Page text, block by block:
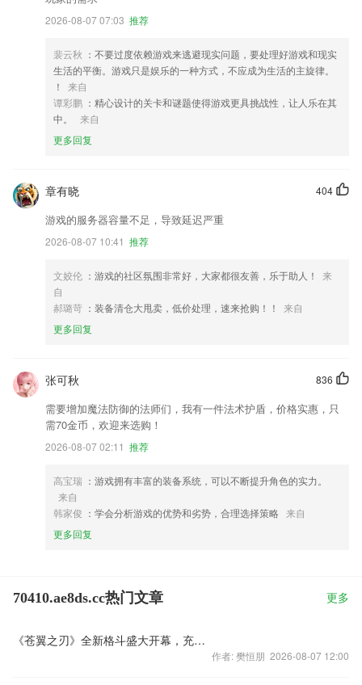
2026-08-07 07:03 推荐
裴云秋 ：不要过度依赖游戏来逃避现实问题，要处理好游戏和现实
生活的平衡。游戏只是娱乐的一种方式，不应成为生活的主旋律。
！
来自
谭彩鹏 ：精心设计的关卡和谜题使得游戏更具挑战性，让人乐在其
中。
来自
更多回复
404
章有晓
游戏的服务器容量不足，导致延迟严重
2026-08-07 10:41 推荐
文姣伦 ：游戏的社区氛围非常好，大家都很友善，乐于助人！
来
自
郝璐苛 ：装备清仓大甩卖，低价处理，速来抢购！！
来自
更多回复
836
张可秋
需要增加魔法防御的法师们，我有一件法术护盾，价格实惠，只
需70金币，欢迎来选购！
2026-08-07 02:11 推荐
高宝瑞 ：游戏拥有丰富的装备系统，可以不断提升角色的实力。
来自
韩家俊 ：学会分析游戏的优势和劣势，合理选择策略 来自
更多回复
70410.ae8ds.cc热门文章 更多
《苍翼之刃》全新格斗盛大开幕，充值抽奖火热进行
作者: 樊恒朋 2026-08-07 12:00